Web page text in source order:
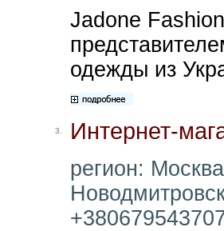
Jadone
одежды из
3. Интернет-
регион: